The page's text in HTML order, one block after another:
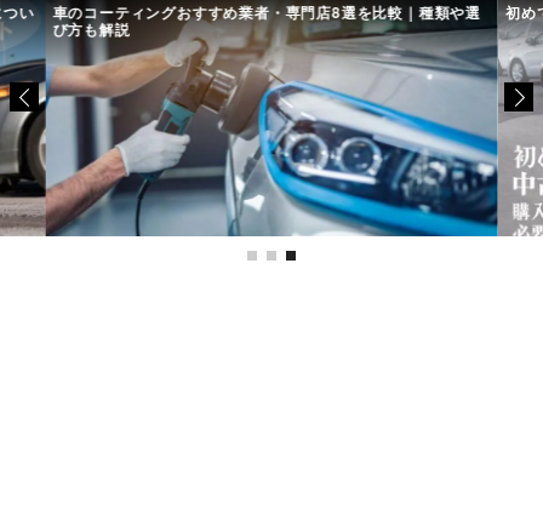
い 車のコーティングおすすめ業者・専門店8選を比較｜種類や選
び方も解説
初め